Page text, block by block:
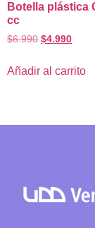
Botella plástica
cc
$6.990 $4.990
Añadir al carrito